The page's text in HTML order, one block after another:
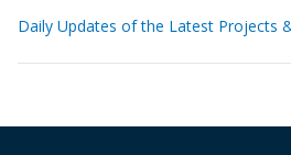
Daily Updates of the Latest Projects